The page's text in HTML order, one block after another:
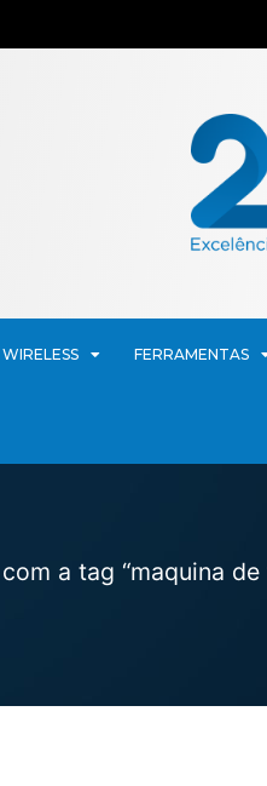
WIRELESS FERRAMENTAS
a tag “maquina de